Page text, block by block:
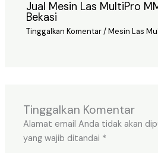
Jual Mesin Las MultiPro
Bekasi
Tinggalkan Komentar/Mesin Las
Tinggalkan Komentar
Alamat email Anda tidak akan
yang wajib ditandai *